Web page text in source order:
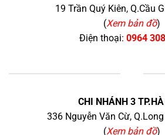
19 Trần Quý Kiên, Q.Cầu
(Xem bản đồ)
Điện thoại: 0964
CHI NHÁNH 3
336 Nguyễn Văn Cừ,
(Xem bản đồ)